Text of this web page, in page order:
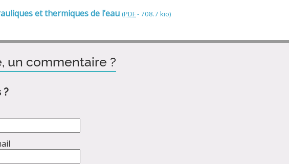
et thermiques de l’eau (PDF-708.7 kio)
un commentaire ?
?